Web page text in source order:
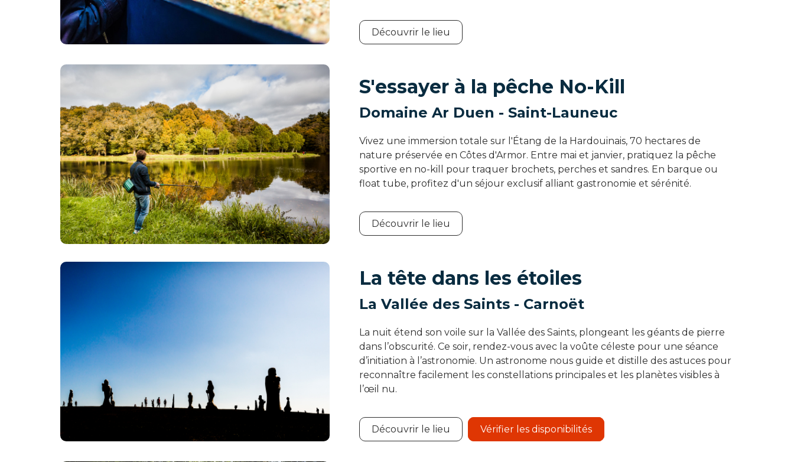
Découvrir le lieu
S'essayer à la pêche No-Kill
Domaine Ar Duen - Saint-Launeuc
Vivez une immersion totale sur l'Étang de la Hardouinais, 70 hectares de
nature préservée en Côtes d'Armor. Entre mai et janvier, pratiquez la pêche
sportive en no-kill pour traquer brochets, perches et sandres. En barque ou
float tube, profitez d'un séjour exclusif alliant gastronomie et sérénité.
Découvrir le lieu
La tête dans les étoiles
La Vallée des Saints - Carnoët
La nuit étend son voile sur la Vallée des Saints, plongeant les géants de pierre
dans l’obscurité. Ce soir, rendez-vous avec la voûte céleste pour une séance
d’initiation à l’astronomie. Un astronome nous guide et distille des astuces pour
reconnaître facilement les constellations principales et les planètes visibles à
l’œil nu.
Découvrir le lieu Vérifier les disponibilités